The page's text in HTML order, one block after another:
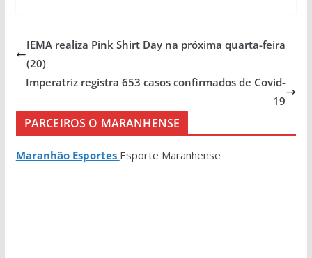
IEMA realiza Pink Shirt Day na próxima quarta-feira
(20)
Imperatriz registra 653 casos confirmados de Covid-
19
PARCEIROS O MARANHENSE
Maranhão Esportes Esporte Maranhense